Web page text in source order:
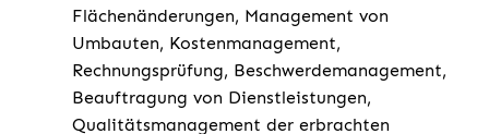
Flächenänderungen, Management von
Umbauten, Kostenmanagement,
Rechnungsprüfung, Beschwerdemanagement,
Beauftragung von Dienstleistungen,
Qualitätsmanagement der erbrachten